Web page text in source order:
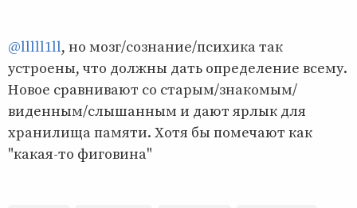
@lllll1ll, но мозг/сознание/психика так
устроены, что должны дать определение всему.
Новое сравнивают со старым/знакомым/
виденным/слышанным и дают ярлык для
хранилища памяти. Хотя бы помечают как
"какая-то фиговина"